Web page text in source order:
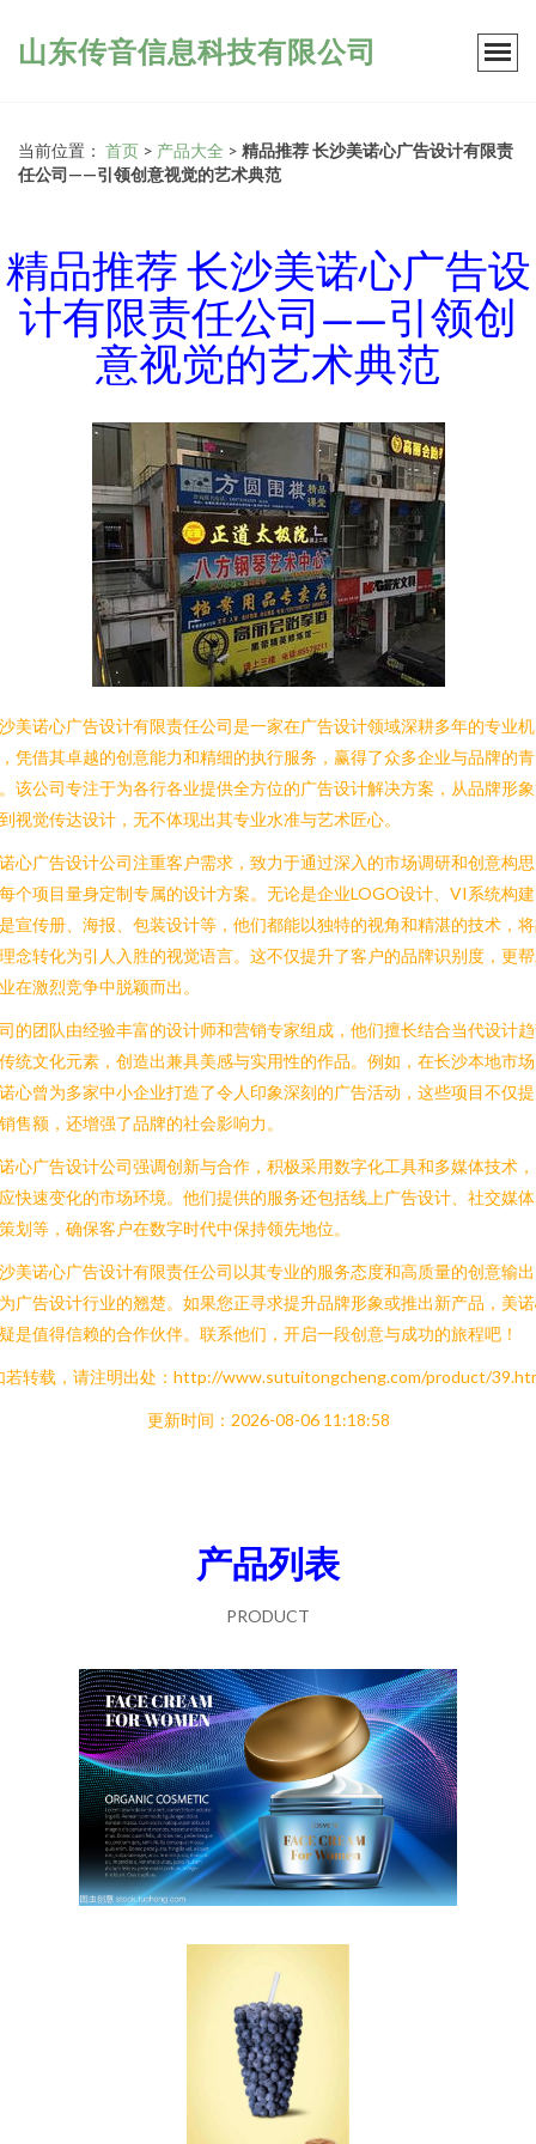
山东传音信息科技有限公司
当前位置： 首页 > 产品大全 > 精品推荐 长沙美诺心广告设计有限责
任公司——引领创意视觉的艺术典范
精品推荐 长沙美诺心广告设
计有限责任公司——引领创
意视觉的艺术典范
美诺心广告设计有限责任公司是一家在广告设计领域深耕多年的专业机
凭借其卓越的创意能力和精细的执行服务，赢得了众多企业与品牌的青
该公司专注于为各行各业提供全方位的广告设计解决方案，从品牌形
视觉传达设计，无不体现出其专业水准与艺术匠心。
心广告设计公司注重客户需求，致力于通过深入的市场调研和创意构
个项目量身定制专属的设计方案。无论是企业LOGO设计、VI系统构
宣传册、海报、包装设计等，他们都能以独特的视角和精湛的技术，
念转化为引人入胜的视觉语言。这不仅提升了客户的品牌识别度，更
在激烈竞争中脱颖而出。
的团队由经验丰富的设计师和营销专家组成，他们擅长结合当代设计
统文化元素，创造出兼具美感与实用性的作品。例如，在长沙本地市
心曾为多家中小企业打造了令人印象深刻的广告活动，这些项目不仅
售额，还增强了品牌的社会影响力。
心广告设计公司强调创新与合作，积极采用数字化工具和多媒体技术
快速变化的市场环境。他们提供的服务还包括线上广告设计、社交媒
划等，确保客户在数字时代中保持领先地位。
美诺心广告设计有限责任公司以其专业的服务态度和高质量的创意输
广告设计行业的翘楚。如果您正寻求提升品牌形象或推出新产品，美
是值得信赖的合作伙伴。联系他们，开启一段创意与成功的旅程吧！
若转载，请注明出处：http://www.sutuitongcheng.com/product/
更新时间：2026-08-06 11:18:58
产品列表
PRODUCT